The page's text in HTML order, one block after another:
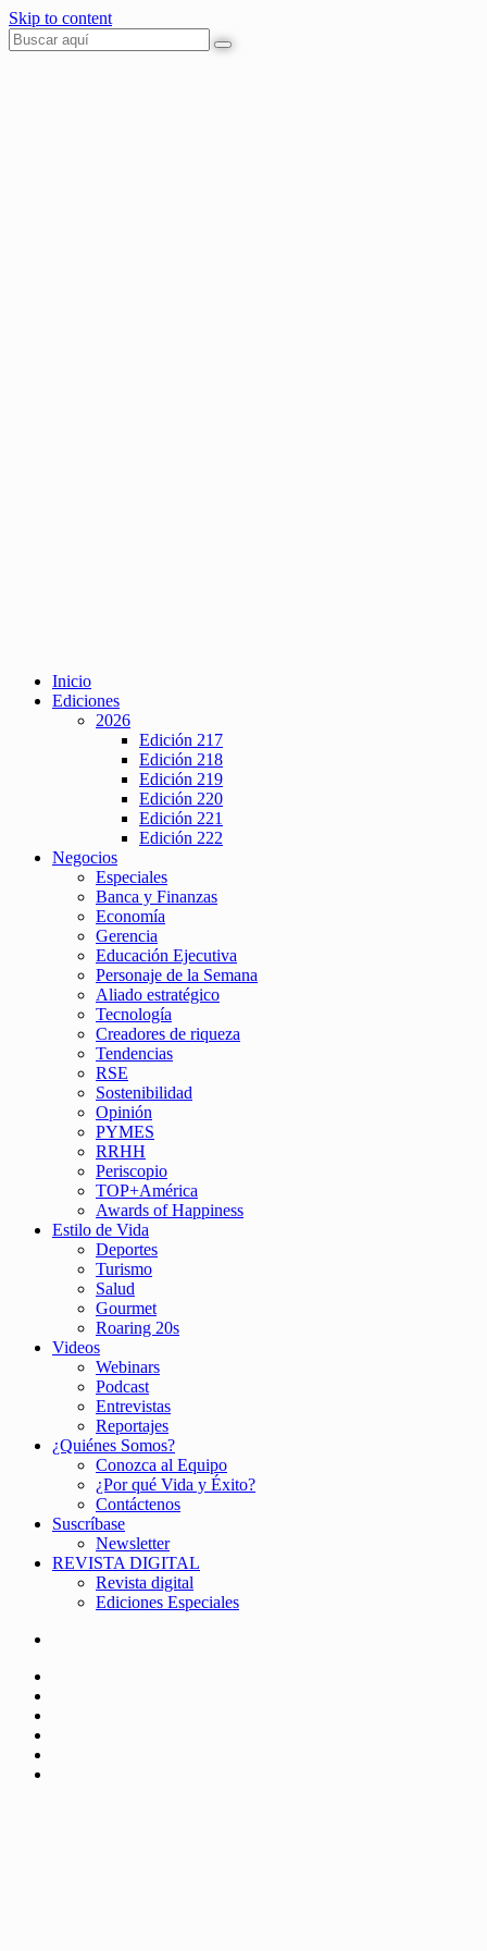
Skip to content
Inicio
Ediciones
2026
Edición 217
Edición 218
Edición 219
Edición 220
Edición 221
Edición 222
Negocios
Especiales
Banca y Finanzas
Economía
Gerencia
Educación Ejecutiva
Personaje de la Semana
Aliado estratégico
Tecnología
Creadores de riqueza
Tendencias
RSE
Sostenibilidad
Opinión
PYMES
RRHH
Periscopio
TOP+América
Awards of Happiness
Estilo de Vida
Deportes
Turismo
Salud
Gourmet
Roaring 20s
Videos
Webinars
Podcast
Entrevistas
Reportajes
¿Quiénes Somos?
Conozca al Equipo
¿Por qué Vida y Éxito?
Contáctenos
Suscríbase
Newsletter
REVISTA DIGITAL
Revista digital
Ediciones Especiales